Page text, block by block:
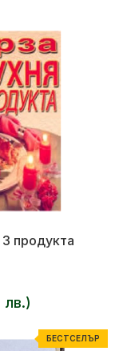
продукта
лв.)
БЕСТСЕЛЪР